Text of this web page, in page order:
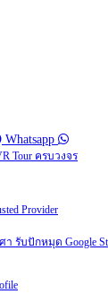
Whatsapp
Tour ครบวงจร
Provider
า รับปักหมุด Google